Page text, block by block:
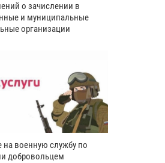
о зачислении в
и муниципальные
организации
на военную службу по
добровольцем